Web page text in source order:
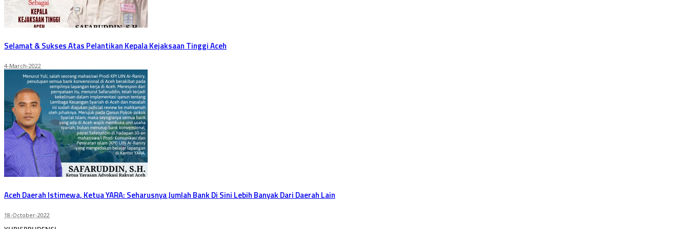
Selamat & Sukses Atas Pelantikan Kepala Kejaksaan Tinggi Aceh
4-March-2022
Aceh Daerah Istimewa, Ketua YARA: Seharusnya Jumlah Bank Di Sini Lebih Banyak Dari Daerah Lain
18-October-2022